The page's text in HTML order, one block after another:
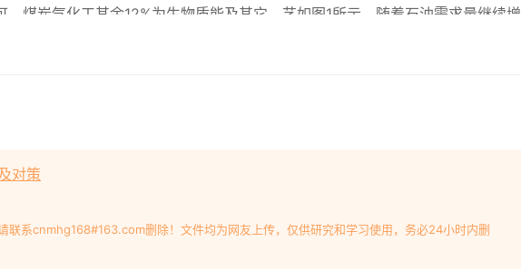
煤炭气化工其余12%为生物质能及其它。艺如图1所示。随着石油需求量继续增
供给很快达到顶峰而下降。目前煤气石油供给大多依赖中东油源,储藏量有限,且
气化过程发生的反应包括煤的热解、气化和燃代。当今世界对煤炭的进步的加
收稿日期:2009-01 -05基金项目:国家自然科学基金资助项目( 50864004) ;江
号)作者简介:熊道陵(965 -) ,男,江西吉安人,教授,博士,从事能源开发应用与技
性质要求不同,因此国神华集团煤直接液化工业化大型PSu装置于在选择媒'(化工
月25日正式开工兴建,已于2008年底建响极为重要。传统' (化炉的气化用煤的性
对策
联系cnmhg168#163.com删除！文件均为网友上传，仅供研究和学习使用，务必24小时内删